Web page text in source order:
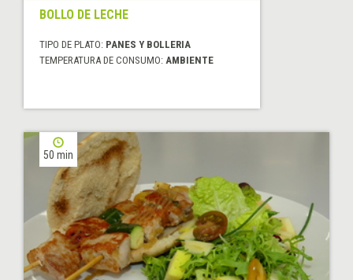
BOLLO DE LECHE
TIPO DE PLATO: PANES Y BOLLERIA
TEMPERATURA DE CONSUMO: AMBIENTE
50 min